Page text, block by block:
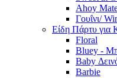
Ahoy
Γουΐνι/
Είδη Πάρτυ για
Floral
Bluey -
Baby
Barbie